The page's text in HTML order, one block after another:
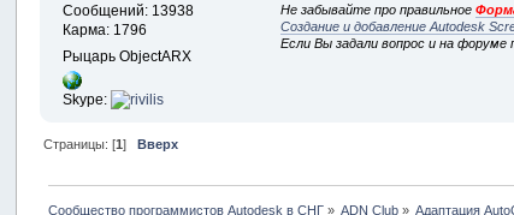
Сообщений: 13938
Карма: 1796
Рыцарь ObjectARX
Skype:
Не забывайте про правильное
Создание и добавление Autodesk
Если Вы задали вопрос и на форуме
Страницы: [1] Вверх
Сообщество программистов Autodesk в СНГ» ADN Club » Адаптация